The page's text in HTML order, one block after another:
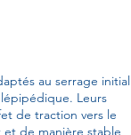
au serrage initial
Leurs
de traction vers le
de manière stable